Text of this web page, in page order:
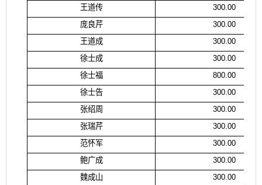
王道传
300.00
庞良芹
300.00
王道成
300.00
徐士成
300.00
徐士福
800.00
徐士告
300.00
张绍周
300.00
张瑞芹
300.00
范怀军
300.00
鲍广成
300.00
魏成山
300.00